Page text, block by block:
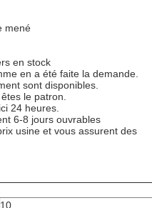
mené
en stock
en a été faite la demande.
sont disponibles.
le patron.
24 heures.
6-8 jours ouvrables
usine et vous assurent des
10